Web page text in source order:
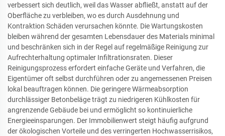
verbessert sich deutlich, weil das Wasser abfließt, anstatt auf der
Oberfläche zu verbleiben, wo es durch Ausdehnung und
Kontraktion Schäden verursachen könnte. Die Wartungskosten
bleiben während der gesamten Lebensdauer des Materials minimal
und beschränken sich in der Regel auf regelmäßige Reinigung zur
Aufrechterhaltung optimaler Infiltrationsraten. Dieser
Reinigungsprozess erfordert einfache Geräte und Verfahren, die
Eigentümer oft selbst durchführen oder zu angemessenen Preisen
lokal beauftragen können. Die geringere Wärmeabsorption
durchlässiger Betonbeläge trägt zu niedrigeren Kühlkosten für
angrenzende Gebäude bei und ermöglicht so kontinuierliche
Energieeinsparungen. Der Immobilienwert steigt häufig aufgrund
der ökologischen Vorteile und des verringerten Hochwasserrisikos,